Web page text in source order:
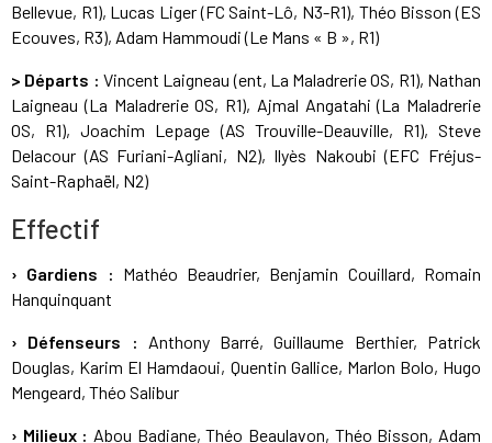
Bellevue, R1), Lucas Liger (FC Saint-Lô, N3-R1), Théo Bisson (ES
Ecouves, R3), Adam Hammoudi (Le Mans « B », R1)
> Départs : Vincent Laigneau (ent, La Maladrerie OS, R1), Nathan
Laigneau (La Maladrerie OS, R1), Ajmal Angatahi (La Maladrerie
OS, R1), Joachim Lepage (AS Trouville-Deauville, R1), Steve
Delacour (AS Furiani-Agliani, N2), Ilyès Nakoubi (EFC Fréjus-
Saint-Raphaël, N2)
Effectif
› Gardiens : Mathéo Beaudrier, Benjamin Couillard, Romain
Hanquinquant
› Défenseurs : Anthony Barré, Guillaume Berthier, Patrick
Douglas, Karim El Hamdaoui, Quentin Gallice, Marlon Bolo, Hugo
Mengeard, Théo Salibur
› Milieux : Abou Badiane, Théo Beaulavon, Théo Bisson, Adam